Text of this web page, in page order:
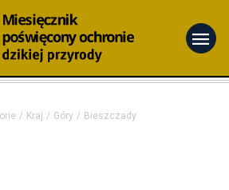
menu
Kraj Góry Bieszczady